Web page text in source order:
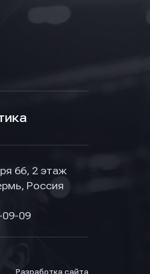
66, 2 этаж
Россия
09-09
Разработка сайта